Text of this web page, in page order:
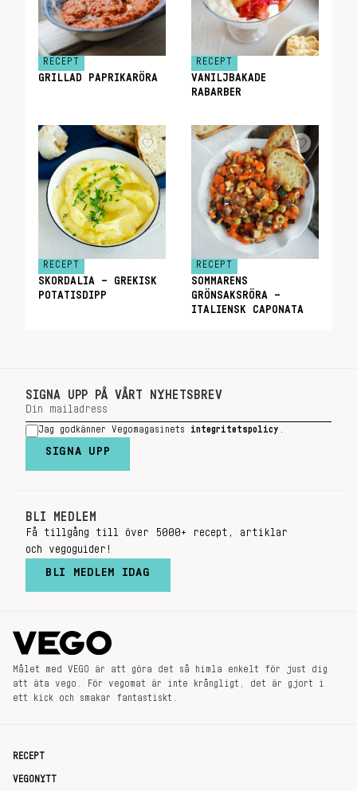
RECEPT
GRILLAD PAPRIKARÖRA
RECEPT
VANILJBAKADE
RABARBER
RECEPT
SKORDALIA – GREKISK
POTATISDIPP
RECEPT
SOMMARENS
GRÖNSAKSRÖRA –
ITALIENSK CAPONATA
SIGNA UPP PÅ VÅRT NYHETSBREV
Jag godkänner Vegomagasinets integritetspolicy
SIGNA UPP
BLI MEDLEM
Få tillgång till över 5000+ recept, artiklar
och vegoguider!
BLI MEDLEM IDAG
Målet med VEGO är att göra det så himla enkelt för just dig
att äta vego. För vegomat är inte krångligt, det är gjort i
ett kick och smakar fantastiskt.
RECEPT
VEGONYTT